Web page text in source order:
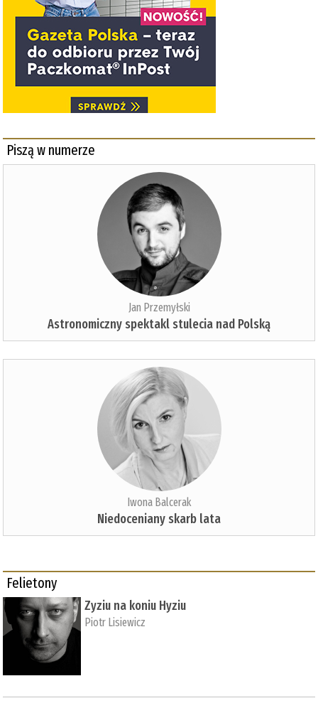
Piszą w numerze
Jan Przemyłski
Astronomiczny spektakl stulecia nad Polską
Iwona Balcerak
Niedoceniany skarb lata
Felietony
Zyziu na koniu Hyziu
Piotr Lisiewicz